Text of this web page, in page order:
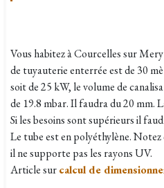
Vous habitez à Courcelles sur
de tuyauterie enterrée est de 30
soit de 25 kW, le volume de
de 19.8 mbar. Il faudra du 20 mm.
Si les besoins sont supérieurs il
Le tube est en polyéthylène.
il ne supporte pas les rayons UV.
Article surcalcul de